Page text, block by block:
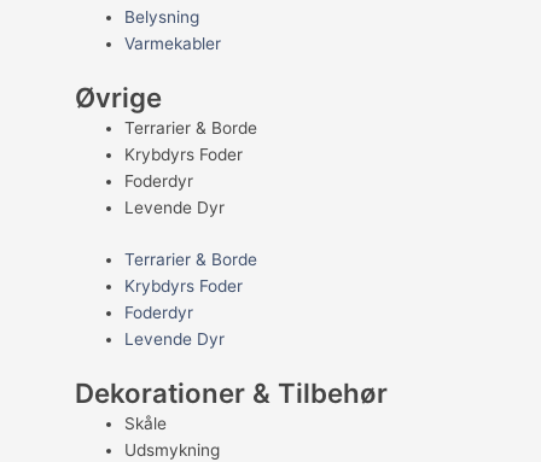
Belysning
Varmekabler
Øvrige
Terrarier & Borde
Krybdyrs Foder
Foderdyr
Levende Dyr
Terrarier & Borde
Krybdyrs Foder
Foderdyr
Levende Dyr
Dekorationer & Tilbehør
Skåle
Udsmykning